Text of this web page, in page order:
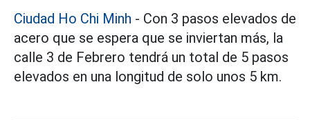
Ciudad Ho Chi Minh - Con 3 pasos elevados de
acero que se espera que se inviertan más, la
calle 3 de Febrero tendrá un total de 5 pasos
elevados en una longitud de solo unos 5 km.